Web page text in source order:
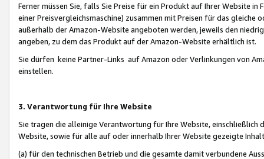
Ferner müssen Sie, falls Sie Preise für ein Produkt auf Ihrer Website
einer Preisvergleichsmaschine) zusammen mit Preisen für das
außerhalb der Amazon-Website angeboten werden, jeweils den
angeben, zu dem das Produkt auf der Amazon-Website erhältlich ist.
Sie dürfen keine Partner-Links auf Amazon oder Verlinkungen von
einstellen.
3. Verantwortung für Ihre Website
Sie tragen die alleinige Verantwortung für Ihre Website,
Website, sowie für alle auf oder innerhalb Ihrer Website gezeigte
(a) für den technischen Betrieb und die gesamte damit verbundene